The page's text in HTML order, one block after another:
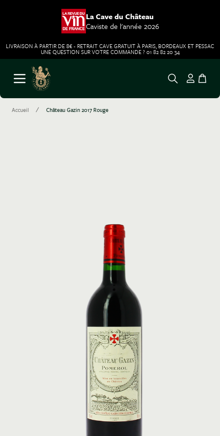
La Cave du Château
Caviste de l'année 2026
LIVRAISON À PARTIR DE 8€ - RETRAIT CAVE GRATUIT À PARIS, BORDEAUX ET PESSAC
UNE QUESTION SUR VOTRE COMMANDE ? 01 82 82 20 34
Aller au contenu
Ouvrir le menu
Accueil / Château Gazin 2017 Rouge